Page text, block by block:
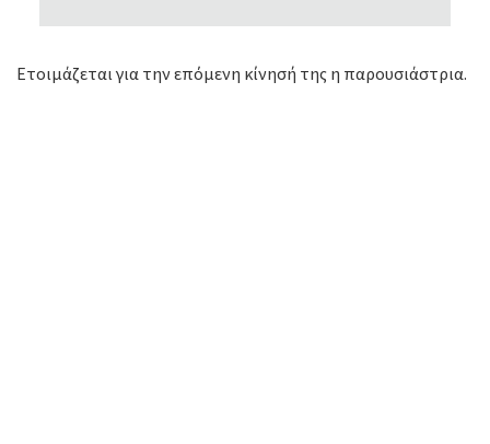
Ετοιμάζεται για την επόμενη κίνησή της η παρουσιάστρια.